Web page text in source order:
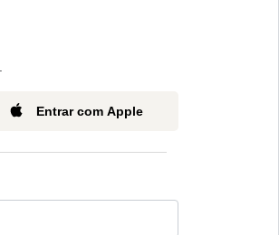
Entrar com Apple